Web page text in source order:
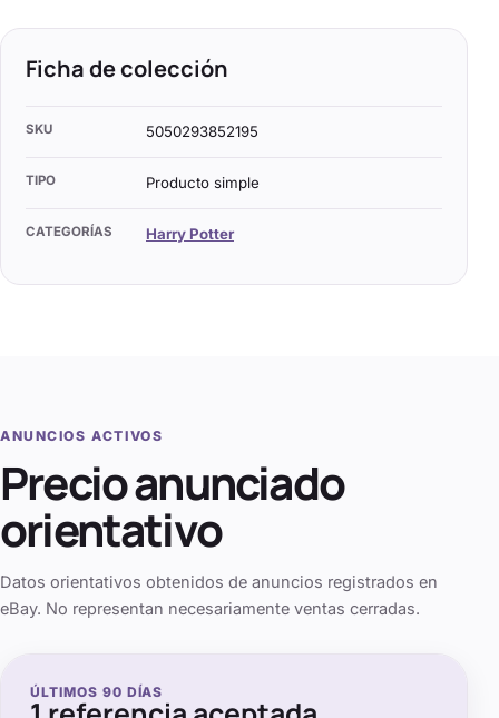
Ficha de colección
SKU 5050293852195
TIPO Producto simple
CATEGORÍAS Harry Potter
ANUNCIOS ACTIVOS
Precio anunciado
orientativo
Datos orientativos obtenidos de anuncios registrados en
eBay. No representan necesariamente ventas cerradas.
ÚLTIMOS 90 DÍAS